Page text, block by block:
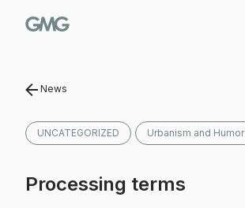
News
UNCATEGORIZED Urbanism and Humor
Processing terms